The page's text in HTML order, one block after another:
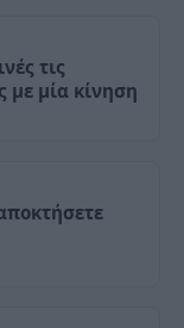
τις
με μία κίνηση